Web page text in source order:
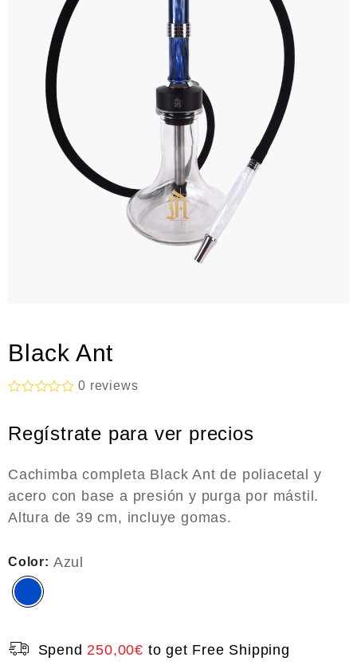
Black Ant
t
e
0
u
t
o
0 reviews
Regístrate para ver precios
Cachimba completa Black Ant de poliacetal y
acero con base a presión y purga por mástil.
Altura de 39 cm, incluye gomas.
Color: Azul
Spend 250,00€ to get Free Shipping